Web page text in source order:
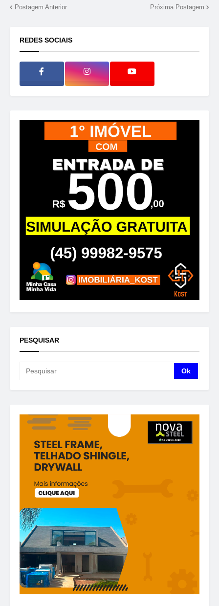
Postagem Anterior Próxima Postagem
REDES SOCIAIS
PESQUISAR